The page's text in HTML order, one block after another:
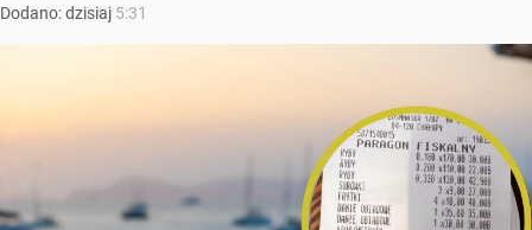
Dodano:dzisiaj 5:31